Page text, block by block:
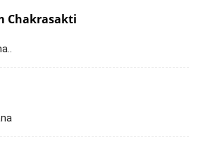
Chakrasakti